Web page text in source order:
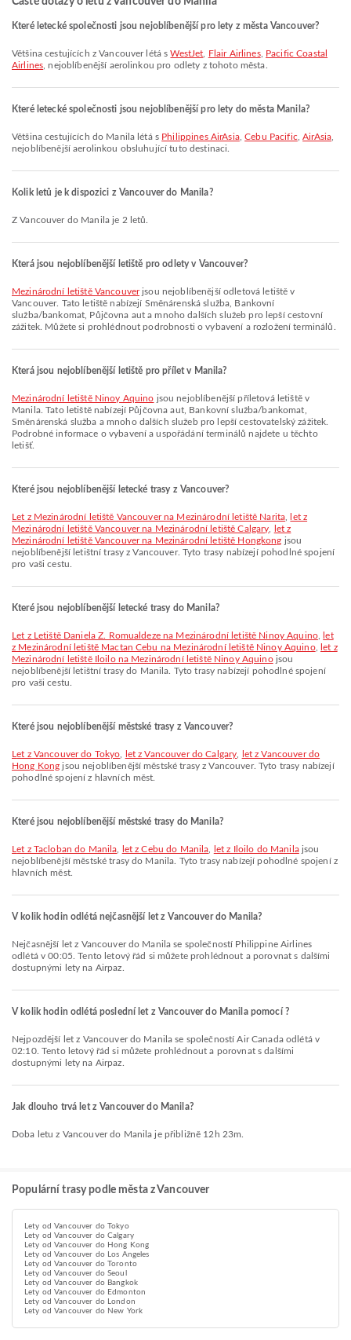
Které letecké společnosti jsou nejoblíbenější pro lety z města Vancouver?
Většina cestujících z Vancouver létá sWestJet Flair Airlines, Pacific Coastal
Airlines , nejoblíbenější aerolinkou pro odlety z tohoto města.
Které letecké společnosti jsou nejoblíbenější pro lety do města Manila?
Většina cestujících do Manila létá s Philippines AirAsia,Cebu Pacific ,AirAsia
nejoblíbenější aerolinkou obsluhující tuto destinaci.
Kolik letů je k dispozici z Vancouver do Manila?
Z Vancouver do Manila je 2 letů.
Která jsou nejoblíbenější letiště pro odlety v Vancouver?
Mezinárodní letiště Vancouverjsou nejoblíbenější odletová letiště v
Vancouver. Tato letiště nabízejí Směnárenská služba, Bankovní
služba/bankomat, Půjčovna aut a mnoho dalších služeb pro lepší cestovní
zážitek. Můžete si prohlédnout podrobnosti o vybavení a rozložení terminálů.
Která jsou nejoblíbenější letiště pro přílet v Manila?
Mezinárodní letiště Ninoy Aquino jsou nejoblíbenější příletová letiště v
Manila. Tato letiště nabízejí Půjčovna aut, Bankovní služba/bankomat,
Směnárenská služba a mnoho dalších služeb pro lepší cestovatelský zážitek.
Podrobné informace o vybavení a uspořádání terminálů najdete u těchto
letišť.
Které jsou nejoblíbenější letecké trasy z Vancouver?
let z Mezinárodní letiště Vancouver na Mezinárodní letiště Narita
let z
Mezinárodní letiště Vancouver na Mezinárodní letiště Calgary
let z
Mezinárodní letiště Vancouver na Mezinárodní letiště Hongkong jsou
nejoblíbenější letištní trasy z Vancouver. Tyto trasy nabízejí pohodlné spojení
pro vaši cestu.
Které jsou nejoblíbenější letecké trasy do Manila?
let z Letiště Daniela Z. Romualdeze na Mezinárodní letiště Ninoy Aquino,
let
z Mezinárodní letiště Mactan Cebu na Mezinárodní letiště Ninoy Aquino,
let z
Mezinárodní letiště Iloilo na Mezinárodní letiště Ninoy Aquinojsou
nejoblíbenější letištní trasy do Manila. Tyto trasy nabízejí pohodlné spojení
pro vaši cestu.
Které jsou nejoblíbenější městské trasy z Vancouver?
let z Vancouver do Tokyo let z Vancouver do Calgary
let z Vancouver do
Hong Kong jsou nejoblíbenější městské trasy z Vancouver. Tyto trasy nabízejí
pohodlné spojení z hlavních měst.
Které jsou nejoblíbenější městské trasy do Manila?
let z Tacloban do Manila let z Cebu do Manila let z Iloilo do Manilajsou
nejoblíbenější městské trasy do Manila. Tyto trasy nabízejí pohodlné spojení z
hlavních měst.
V kolik hodin odlétá nejčasnější let z Vancouver do Manila?
Nejčasnější let z Vancouver do Manila se společností Philippine Airlines
odlétá v 00:05. Tento letový řád si můžete prohlédnout a porovnat s dalšími
dostupnými lety na Airpaz.
V kolik hodin odlétá poslední let z Vancouver do Manila pomocí ?
Nejpozdější let z Vancouver do Manila se společností Air Canada odlétá v
02:10. Tento letový řád si můžete prohlédnout a porovnat s dalšími
dostupnými lety na Airpaz.
Jak dlouho trvá let z Vancouver do Manila?
Doba letu z Vancouver do Manila je přibližně 12h 23m.
Populární trasy podle města z Vancouver
Lety od Vancouver do Tokyo
Lety od Vancouver do Calgary
Lety od Vancouver do Hong Kong
Lety od Vancouver do Los Angeles
Lety od Vancouver do Toronto
Lety od Vancouver do Seoul
Lety od Vancouver do Bangkok
Lety od Vancouver do Edmonton
Lety od Vancouver do London
Lety od Vancouver do New York